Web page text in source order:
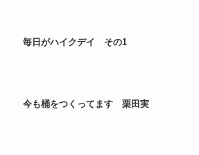
毎日がハイクデイ その1
今も桶をつくってます 栗田実